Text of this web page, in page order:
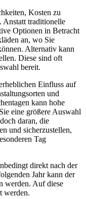
Kosten zu
Anstatt traditionelle
Optionen in Betracht
an, wo Sie
Alternativ kann
Diese sind oft
bereit.
Einfluss auf
und
kann hohe
eine größere Auswahl
daran, die
und sicherzustellen,
Tag
direkt nach der
Jahr kann der
werden. Auf diese
werden.